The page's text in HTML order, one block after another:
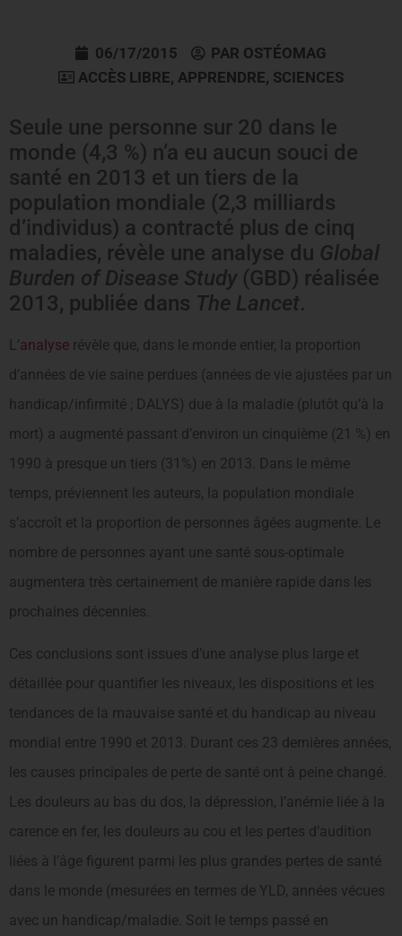
06/17/2015 PAR OSTÉOMAG
ACCÈS LIBRE, APPRENDRE, SCIENCES
Seule une personne sur 20 dans le
monde (4,3 %) n’a eu aucun souci de
santé en 2013 et un tiers de la
population mondiale (2,3 milliards
d’individus) a contracté plus de cinq
maladies, révèle une analyse du Global
Burden of Disease Study(GBD) réalisée
2013, publiée dans The Lancet.
L’analyse révèle que, dans le monde entier, la proportion
d’années de vie saine perdues (années de vie ajustées par un
handicap/infirmité ; DALYS) due à la maladie (plutôt qu’à la
mort) a augmenté passant d’environ un cinquième (21 %) en
1990 à presque un tiers (31%) en 2013. Dans le même
temps, préviennent les auteurs, la population mondiale
s’accroît et la proportion de personnes âgées augmente. Le
nombre de personnes ayant une santé sous-optimale
augmentera très certainement de manière rapide dans les
prochaines décennies.
Ces conclusions sont issues d’une analyse plus large et
détaillée pour quantifier les niveaux, les dispositions et les
tendances de la mauvaise santé et du handicap au niveau
mondial entre 1990 et 2013. Durant ces 23 dernières années,
les causes principales de perte de santé ont à peine changé.
Les douleurs au bas du dos, la dépression, l’anémie liée à la
carence en fer, les douleurs au cou et les pertes d’audition
liées à l’âge figurent parmi les plus grandes pertes de santé
dans le monde (mesurées en termes de YLD, années vécues
avec un handicap/maladie. Soit le temps passé en